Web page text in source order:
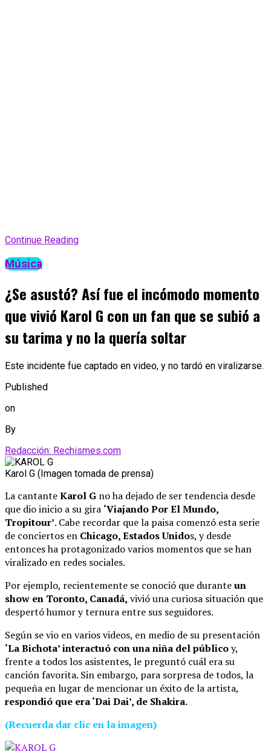
Continue Reading
Música
¿Se asustó? Así fue el incómodo momento
que vivió Karol G con un fan que se subió a
su tarima y no la quería soltar
Este incidente fue captado en video, y no tardó en viralizarse.
Published
on
By
Redacción: Rechismes.com
Karol G (Imagen tomada de prensa)
La cantanteKarol G no ha dejado de ser tendencia desde
que dio inicio a su gira ‘Viajando Por El Mundo,
Tropitour’. Cabe recordar que la paisa comenzó esta serie
de conciertos en Chicago, Estados Unidos, y desde
entonces ha protagonizado varios momentos que se han
viralizado en redes sociales.
Por ejemplo, recientemente se conoció que duranteun
show en Toronto, Canadá, vivió una curiosa situación que
despertó humor y ternura entre sus seguidores.
Según se vio en varios videos, en medio de su presentación
‘La Bichota’ interactuó con una niña del públicoy,
frente a todos los asistentes, le preguntó cuál era su
canción favorita. Sin embargo, para sorpresa de todos, la
pequeña en lugar de mencionar un éxito de la artista,
respondió que era ‘Dai Dai’, de Shakira.
(Recuerda dar clic en la imagen)